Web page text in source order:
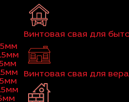
Винтовая свая для
Винтовая свая для